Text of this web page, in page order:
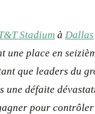
Stadium à Dallas
une place en
que leaders du
une défaite
pour